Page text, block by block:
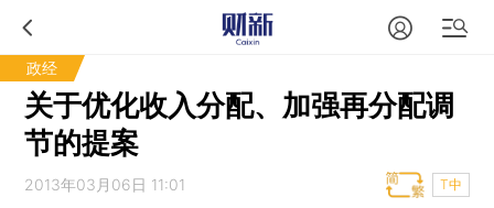
政经
关于优化收入分配、加强再分配调
节的提案
2013年03月06日 11:01 T中